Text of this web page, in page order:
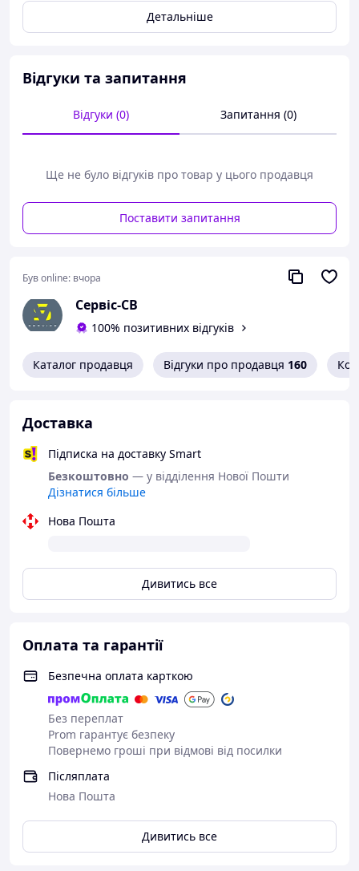
характеристики цього продукту:
Об'єм:110 мл.
ефективно ароматизувати приміщення
Аромат: Peach— це свіжий, солодкий аромат
персика, який створює атмосферу тепла та
затишку. Він ідеально підходить для створення
позитивного настрою.
Ароматична рідина:
На основі високоякісних
парфумерних композицій.
Палички-дифузори:
Зазвичай виготовлені з
натурального дерева або ротангу. Вони добре
аромат у повітря.
Ефективна ароматизація:
приміщення приємним ароматом персика.
Довготривалість: Одного флакона вистачає на
кілька місяців.
Естетичний вигляд:
вписується в будь-який інтер'єр.
флакон і вставити палички-дифузори.
Періодично перевертайте палички, щоб
оновити інтенсивність аромату.
Для яких приміщень підходить:
невеликих та середніх приміщеннях.
Детальніше
Відгуки та запитання
Відгуки (0) Запитання (0)
Ще не було відгуків про товар у цього продавця
Поставити запитання
Був online: вчора
Сервіс-СВ
100% позитивних відгуків
Каталог продавця Відгуки про продавця 160
Доставка
Підписка на доставку Smart
Безкоштовно — у відділення Нової Пошти
Дізнатися більше
Нова Пошта
Дивитись все
Оплата та гарантії
Безпечна оплата карткою
Без переплат
Prom гарантує безпеку
Повернемо гроші при відмові від посилки
Післяплата
Нова Пошта
Дивитись все